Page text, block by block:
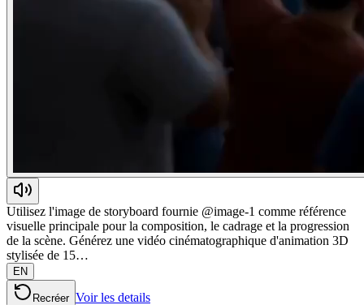
Utilisez l'image de storyboard fournie @image-1 comme référence
visuelle principale pour la composition, le cadrage et la progression
de la scène. Générez une vidéo cinématographique d'animation 3D
stylisée de 15…
EN
Recréer Voir les details